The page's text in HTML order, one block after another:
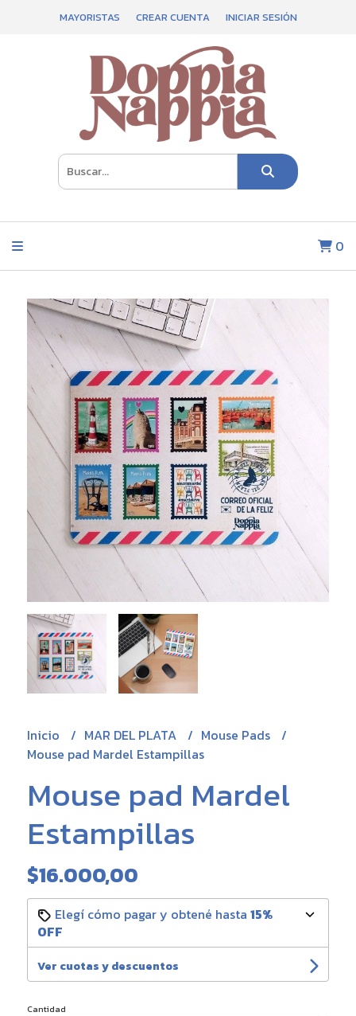
MAYORISTAS CREAR CUENTA INICIAR SESIÓN
0
Inicio MAR DEL PLATA
Mouse Pads
Mouse pad Mardel Estampillas
Mouse pad Mardel
Estampillas
$16.000,00
Elegí cómo pagar y obtené hasta 15%
OFF
Ver cuotas y descuentos
Cantidad